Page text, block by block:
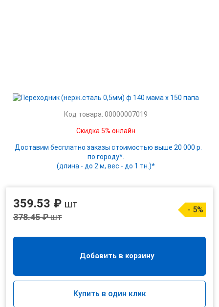
Код товара: 00000007019
Скидка 5% онлайн
Доставим бесплатно заказы стоимостью выше 20 000 р.
по городу*.
(длина - до 2 м, вес - до 1 тн.)*
359.53 ₽ шт
378.45 ₽шт
- 5%
Добавить в корзину
Купить в один клик